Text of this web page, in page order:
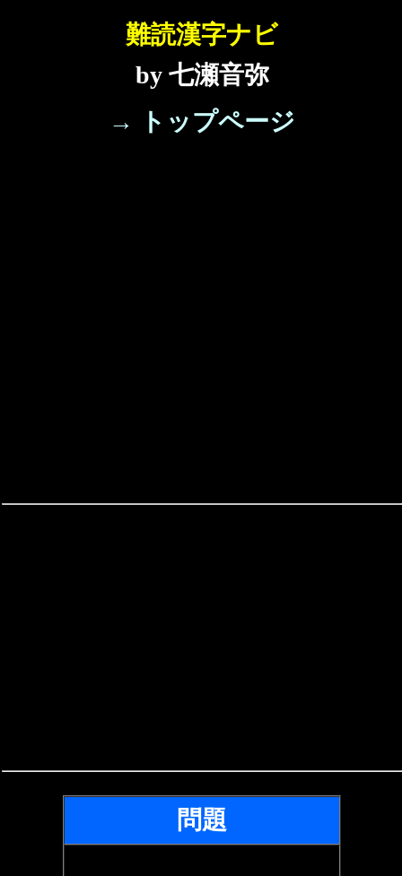
難読漢字ナビ
by 七瀬音弥
→ トップページ
問題